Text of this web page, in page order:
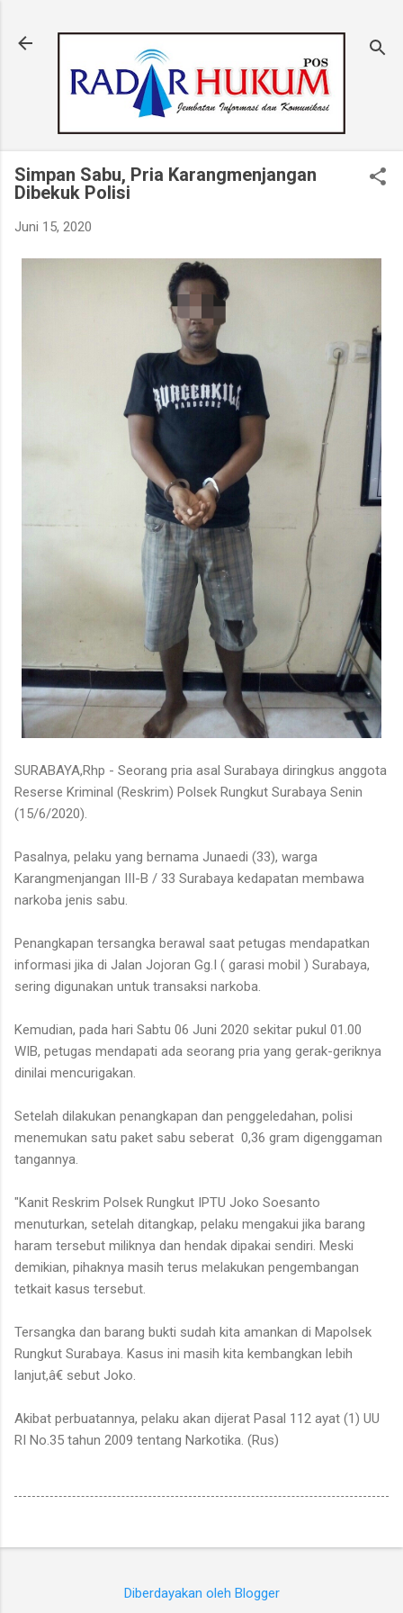
Simpan Sabu, Pria Karangmenjangan
Dibekuk Polisi
Juni 15, 2020
SURABAYA,Rhp - Seorang pria asal Surabaya diringkus anggota
Reserse Kriminal (Reskrim) Polsek Rungkut Surabaya Senin
(15/6/2020).
Pasalnya, pelaku yang bernama Junaedi (33), warga
Karangmenjangan III-B / 33 Surabaya kedapatan membawa
narkoba jenis sabu.
Penangkapan tersangka berawal saat petugas mendapatkan
informasi jika di Jalan Jojoran Gg.I ( garasi mobil ) Surabaya,
sering digunakan untuk transaksi narkoba.
Kemudian, pada hari Sabtu 06 Juni 2020 sekitar pukul 01.00
WIB, petugas mendapati ada seorang pria yang gerak-geriknya
dinilai mencurigakan.
Setelah dilakukan penangkapan dan penggeledahan, polisi
menemukan satu paket sabu seberat 0,36 gram digenggaman
tangannya.
"Kanit Reskrim Polsek Rungkut IPTU Joko Soesanto
menuturkan, setelah ditangkap, pelaku mengakui jika barang
haram tersebut miliknya dan hendak dipakai sendiri. Meski
demikian, pihaknya masih terus melakukan pengembangan
tetkait kasus tersebut.
Tersangka dan barang bukti sudah kita amankan di Mapolsek
Rungkut Surabaya. Kasus ini masih kita kembangkan lebih
lanjut,â€ sebut Joko.
Akibat perbuatannya, pelaku akan dijerat Pasal 112 ayat (1) UU
RI No.35 tahun 2009 tentang Narkotika. (Rus)
Diberdayakan oleh Blogger